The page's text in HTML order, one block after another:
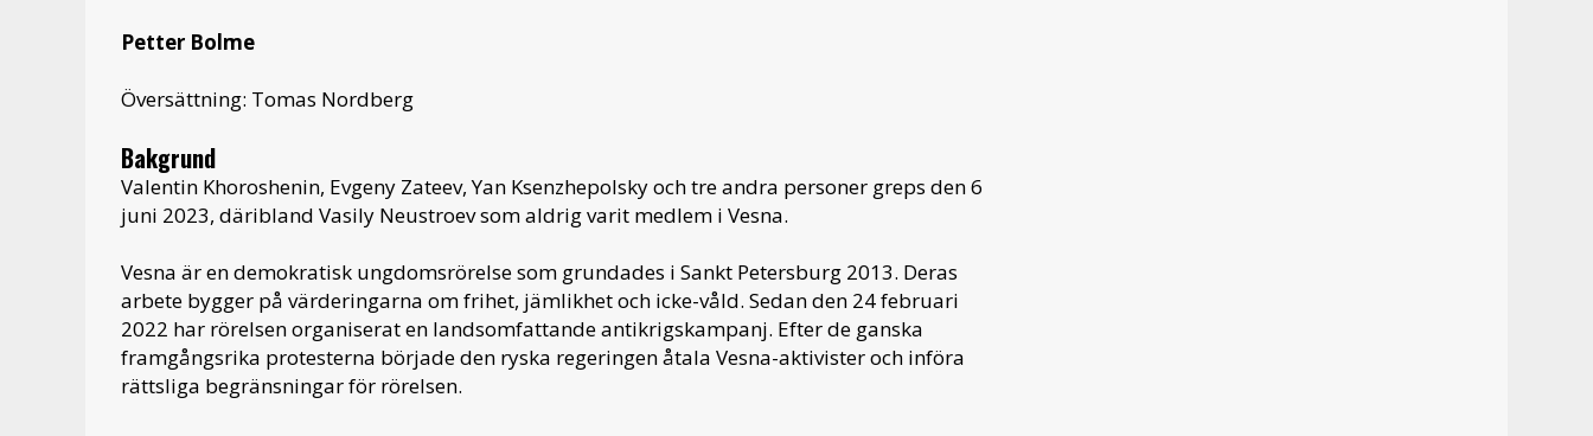
Petter Bolme
Översättning: Tomas Nordberg
Bakgrund
Valentin Khoroshenin, Evgeny Zateev, Yan Ksenzhepolsky och tre andra personer greps den 6
juni 2023, däribland Vasily Neustroev som aldrig varit medlem i Vesna.
Vesna är en demokratisk ungdomsrörelse som grundades i Sankt Petersburg 2013. Deras
arbete bygger på värderingarna om frihet, jämlikhet och icke-våld. Sedan den 24 februari
2022 har rörelsen organiserat en landsomfattande antikrigskampanj. Efter de ganska
framgångsrika protesterna började den ryska regeringen åtala Vesna-aktivister och införa
rättsliga begränsningar för rörelsen.